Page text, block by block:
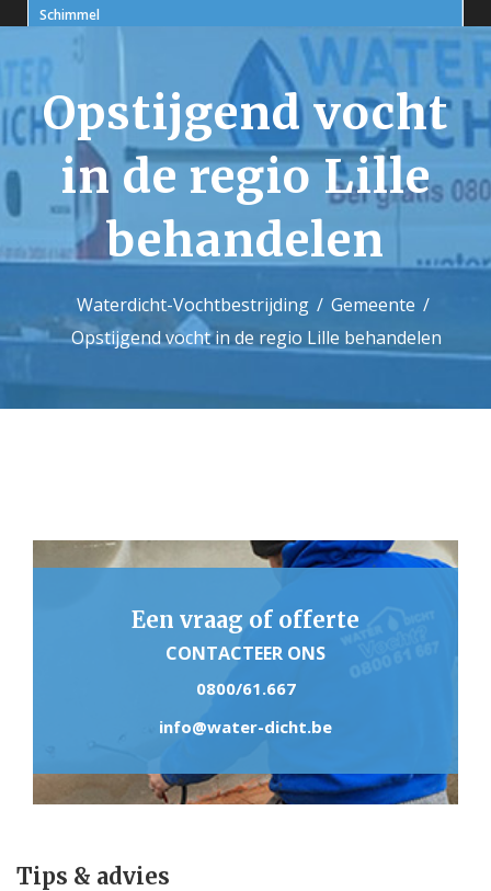
Schimmel
Contact
Opstijgend vocht
in de regio Lille
behandelen
Waterdicht-Vochtbestrijding
Gemeente
Opstijgend vocht in de regio Lille behandelen
Een vraag of offerte
CONTACTEER ONS
0800/61.667
info@water-dicht.be
Tips & advies